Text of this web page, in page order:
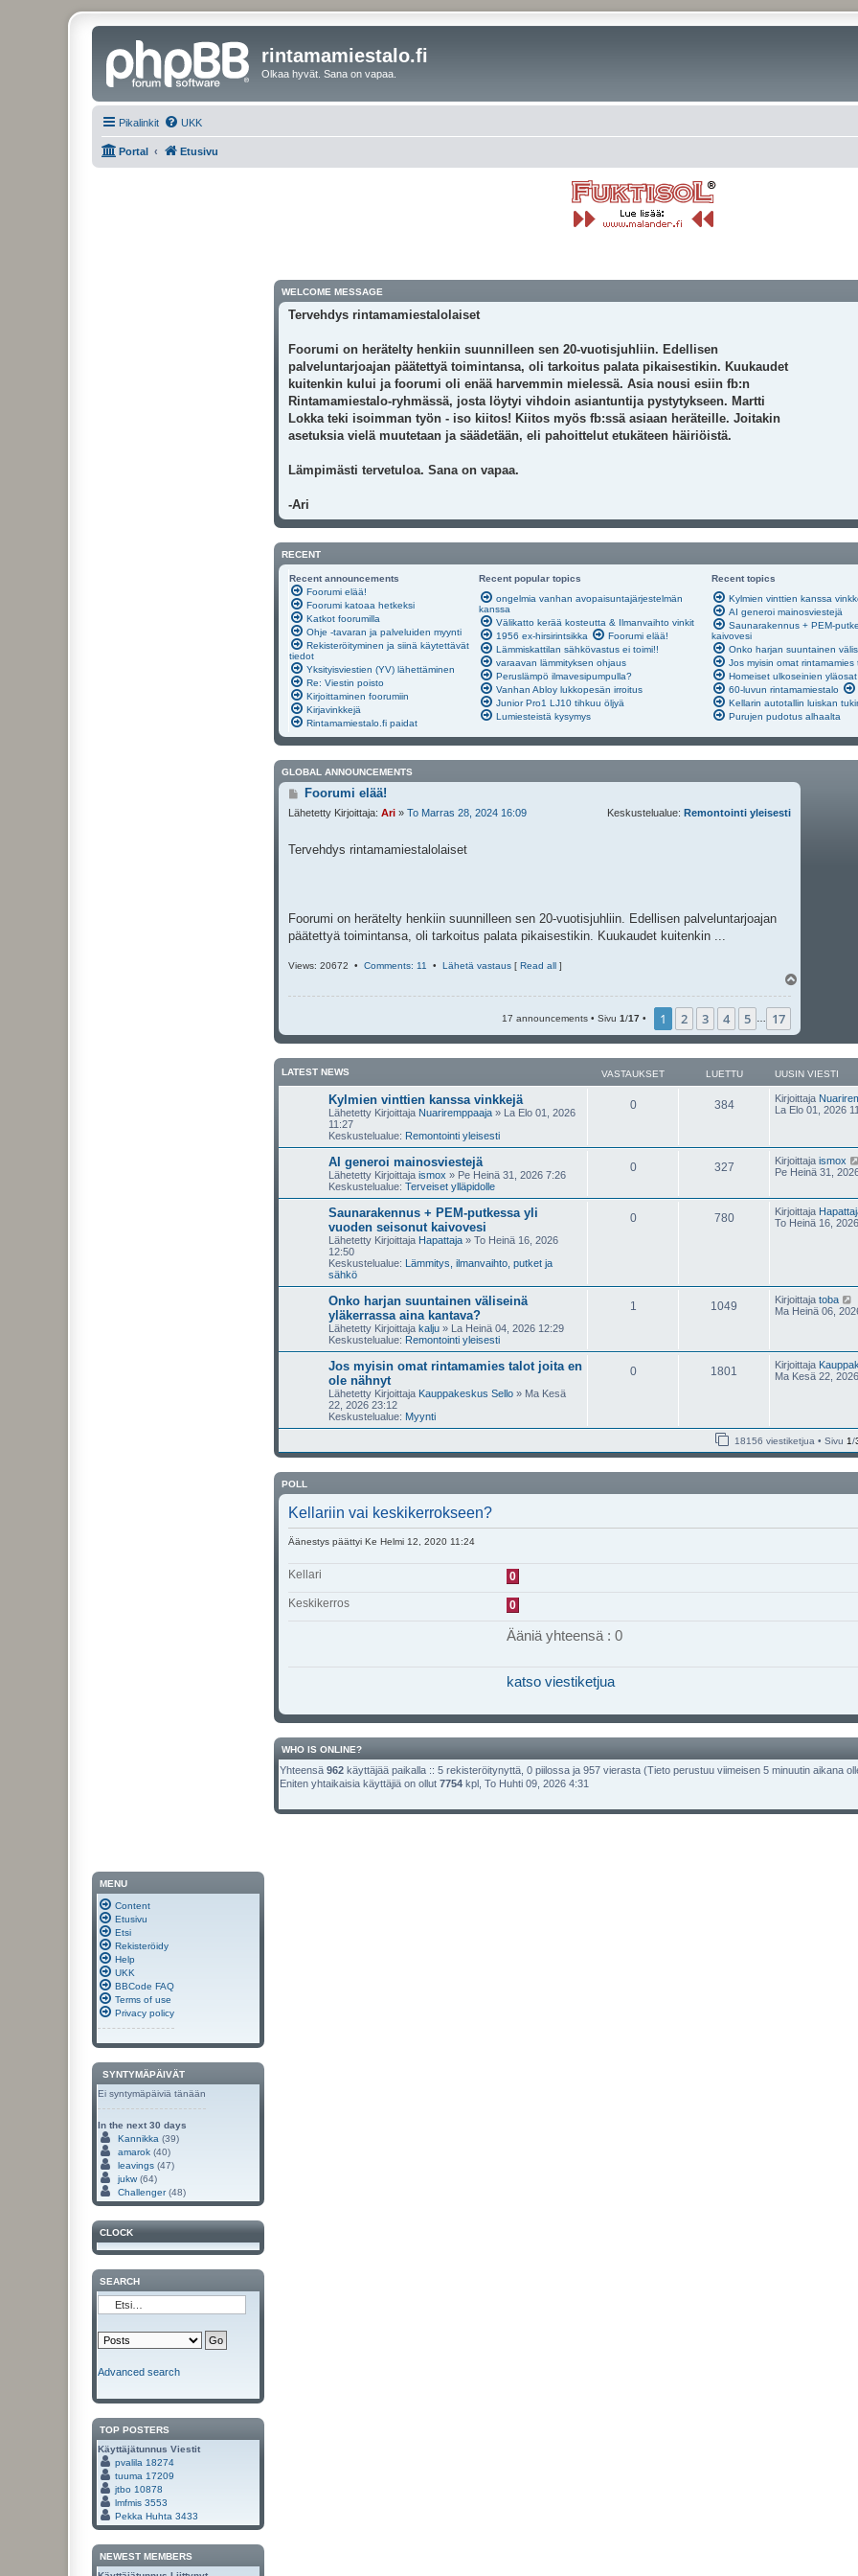
rintamamiestalo.fi
Olkaa hyvät. Sana on vapaa.
Pikalinkit UKK
Portal Etusivu
WELCOME MESSAGE
Tervehdys rintamamiestalolaiset
Foorumi on herätelty henkiin suunnilleen sen 20-vuotisjuhliin. Edellisen
palveluntarjoajan päätettyä toimintansa, oli tarkoitus palata pikaisestikin. Kuukaudet
kuitenkin kului ja foorumi oli enää harvemmin mielessä. Asia nousi esiin fb:n
Rintamamiestalo-ryhmässä, josta löytyi vihdoin asiantuntija pystytykseen. Martti
Lokka teki isoimman työn - iso kiitos! Kiitos myös fb:ssä asiaan heräteille. Joitakin
asetuksia vielä muutetaan ja säädetään, eli pahoittelut etukäteen häiriöistä.
Lämpimästi tervetuloa. Sana on vapaa.
-Ari
RECENT
Recent announcements Recent popular topics
Recent topics
Foorumi elää!
Foorumi katoaa hetkeksi
Katkot foorumilla
Ohje -tavaran ja palveluiden myynti
Rekisteröityminen ja siinä käytettävät
tiedot
Yksityisviestien (YV) lähettäminen
Re: Viestin poisto
Kirjoittaminen foorumiin
Kirjavinkkejä
Rintamamiestalo.fi paidat
ongelmia vanhan avopaisuntajärjestelmän
kanssa
Välikatto kerää kosteutta & Ilmanvaihto vinkit
1956 ex-hirsirintsikka
Foorumi elää!
Lämmiskattilan sähkövastus ei toimi!!
varaavan lämmityksen ohjaus
Peruslämpö ilmavesipumpulla?
Vanhan Abloy lukkopesän irroitus
Junior Pro1 LJ10 tihkuu öljyä
Lumiesteistä kysymys
Kylmien vinttien kanssa
AI generoi mainosviestejä
Saunarakennus + PEM-
kaivovesi
Onko harjan suuntainen
Jos myisin omat
Homeiset ulkoseinien
60-luvun rintamamiestalo
Kellarin autotallin luiskan
Purujen pudotus alhaalta
GLOBAL ANNOUNCEMENTS
V
e
t
i
Foorumi elää!
Lähetetty Kirjoittaja: Ari » To Marras 28, 2024 16:09 Keskustelualue: Remontointi yleisesti
Tervehdys rintamamiestalolaiset
Foorumi on herätelty henkiin suunnilleen sen 20-vuotisjuhliin. Edellisen palveluntarjoajan
päätettyä toimintansa, oli tarkoitus palata pikaisestikin. Kuukaudet kuitenkin ...
Views: 20672 • Comments: 11 • Lähetä vastaus [ Read all ]
17 announcements • Sivu 1/17 • 1 2 3 4 5 17
LATEST NEWS VASTAUKSET LUETTU UUSIN VIESTI
Kylmien vinttien kanssa vinkkejä
Lähetetty Kirjoittaja Nuariremppaaja » La Elo 01, 2026
11:27
Keskustelualue: Remontointi yleisesti
0 384 Kirjoittaja
La Elo 01, 2026
AI generoi mainosviestejä
Lähetetty Kirjoittaja ismox » Pe Heinä 31, 2026 7:26
Keskustelualue: Terveiset ylläpidolle
0 327 Kirjoittaja ismox
Pe Heinä 31,
Saunarakennus + PEM-putkessa yli
vuoden seisonut kaivovesi
Lähetetty Kirjoittaja Hapattaja » To Heinä 16, 2026
12:50
Keskustelualue: Lämmitys, ilmanvaihto, putket ja
sähkö
0 780 Kirjoittaja
To Heinä 16,
Onko harjan suuntainen väliseinä
yläkerrassa aina kantava?
Lähetetty Kirjoittaja kalju » La Heinä 04, 2026 12:29
Keskustelualue: Remontointi yleisesti
1 1049 Kirjoittaja toba
ä
u
u
s
e
s
t
i
Ma Heinä 06,
Jos myisin omat rintamamies talot joita en
ole nähnyt
Lähetetty Kirjoittaja Kauppakeskus Sello » Ma Kesä
22, 2026 23:12
Keskustelualue: Myynti
0 1801 Kirjoittaja
Ma Kesä 22,
18156 viestiketjua • Sivu 1/
POLL
Kellariin vai keskikerrokseen?
Äänestys päättyi Ke Helmi 12, 2020 11:24
Kellari 0
Keskikerros 0
Ääniä yhteensä : 0
katso viestiketjua
WHO IS ONLINE?
Yhteensä 962 käyttäjää paikalla :: 5 rekisteröitynyttä, 0 piilossa ja 957 vierasta (Tieto perustuu viimeisen 5 minuutin aikana
Eniten yhtaikaisia käyttäjiä on ollut 7754 kpl, To Huhti 09, 2026 4:31
MENU
Content
Etusivu
Etsi
Rekisteröidy
Help
UKK
BBCode FAQ
Terms of use
Privacy policy
SYNTYMÄPÄIVÄT
Ei syntymäpäiviä tänään
In the next 30 days
Kannikka (39)
amarok (40)
leavings (47)
jukw (64)
Challenger (48)
CLOCK
SEARCH
Advanced search
TOP POSTERS
Käyttäjätunnus Viestit
pvalila 18274
tuuma 17209
jtbo 10878
lmfmis 3553
Pekka Huhta 3433
NEWEST MEMBERS